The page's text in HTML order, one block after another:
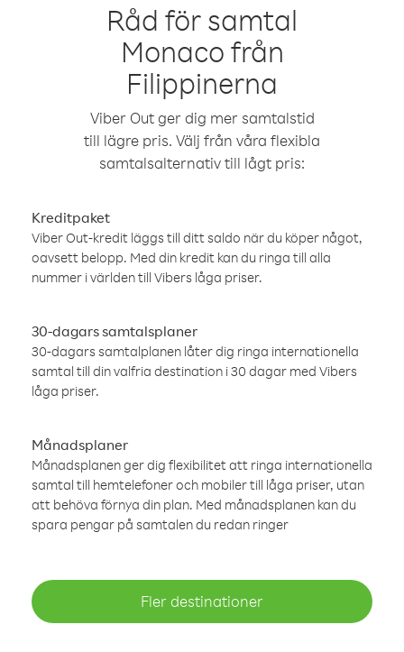
Råd för samtal
Monaco från
Filippinerna
Viber Out ger dig mer samtalstid
till lägre pris. Välj från våra flexibla
samtalsalternativ till lågt pris:
Kreditpaket
Viber Out-kredit läggs till ditt saldo när du köper något,
oavsett belopp. Med din kredit kan du ringa till alla
nummer i världen till Vibers låga priser.
30-dagars samtalsplaner
30-dagars samtalplanen låter dig ringa internationella
samtal till din valfria destination i 30 dagar med Vibers
låga priser.
Månadsplaner
Månadsplanen ger dig flexibilitet att ringa internationella
samtal till hemtelefoner och mobiler till låga priser, utan
att behöva förnya din plan. Med månadsplanen kan du
spara pengar på samtalen du redan ringer
Fler destinationer